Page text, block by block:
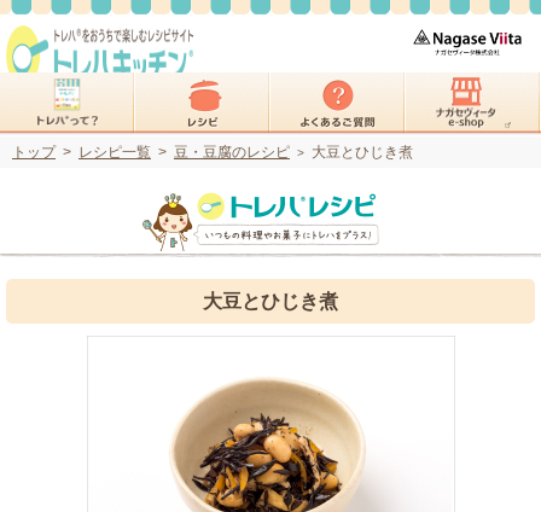
トップ> レシピ一覧 > 豆・豆腐のレシピ > 大豆とひじき煮
大豆とひじき煮